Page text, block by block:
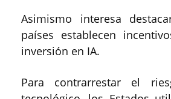
Asimismo interesa
países establecen
inversión en IA.
Para contrarrestar el